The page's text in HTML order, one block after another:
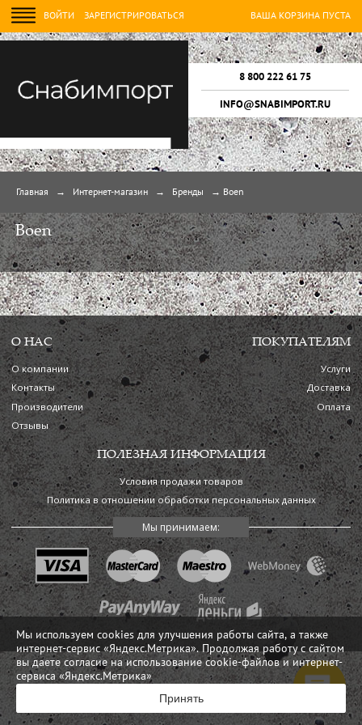
ВОЙТИ ЗАРЕГИСТРИРОВАТЬСЯ ВАША КОРЗИНА ПУСТА
8 800 222 61 75
INFO@SNABIMPORT.RU
Главная → Интернет-магазин → Бренды → Boen
Boen
О НАС
О компании
Контакты
Производители
Отзывы
ПОКУПАТЕЛЯМ
Услуги
Доставка
Оплата
ПОЛЕЗНАЯ ИНФОРМАЦИЯ
Условия продажи товаров
Политика в отношении обработки персональных данных
Мы используем cookies для улучшения работы сайта, а также
интернет-сервис «Яндекс.Метрика». Продолжая работу с сайтом
вы даете согласие на использование cookie-файлов и интернет-
сервиса «Яндекс.Метрика»
Принять